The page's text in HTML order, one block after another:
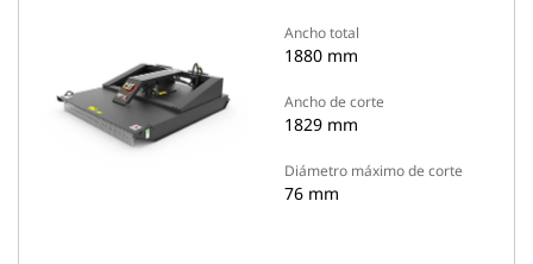
Ancho total
1880 mm
Ancho de corte
1829 mm
Diámetro máximo de corte
76 mm